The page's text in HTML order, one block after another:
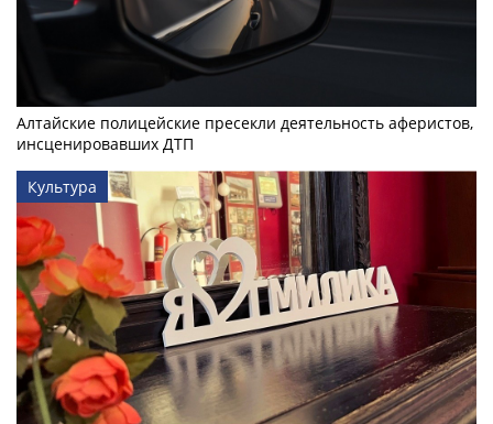
Алтайские полицейские пресекли деятельность аферистов,
инсценировавших ДТП
Культура